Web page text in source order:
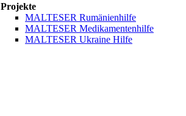
Projekte
MALTESER Rumänienhilfe
MALTESER Medikamentenhilfe
MALTESER Ukraine Hilfe